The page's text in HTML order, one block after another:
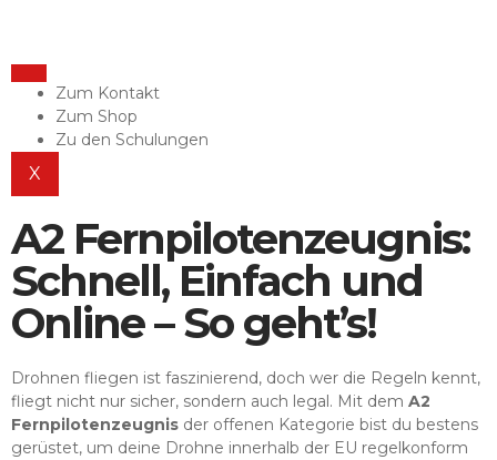
Zum Kontakt
Zum Shop
Zu den Schulungen
X
A2 Fernpilotenzeugnis:
Schnell, Einfach und
Online – So geht’s!
Drohnen fliegen ist faszinierend, doch wer die Regeln kennt,
fliegt nicht nur sicher, sondern auch legal. Mit dem A2
Fernpilotenzeugnis der offenen Kategorie bist du bestens
gerüstet, um deine Drohne innerhalb der EU regelkonform